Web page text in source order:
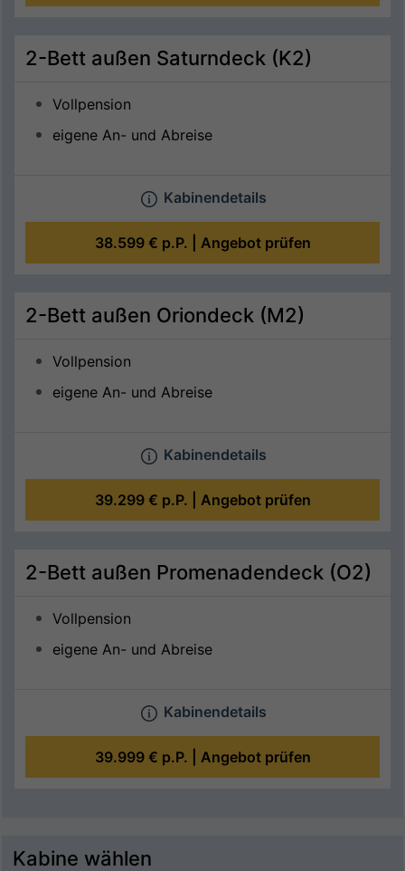
2-Bett außen Saturndeck (K2)
Vollpension
eigene An- und Abreise
Kabinendetails
38.599 € p.P. | Angebot prüfen
2-Bett außen Oriondeck (M2)
Vollpension
eigene An- und Abreise
Kabinendetails
39.299 € p.P. | Angebot prüfen
2-Bett außen Promenadendeck (O2)
Vollpension
eigene An- und Abreise
Kabinendetails
39.999 € p.P. | Angebot prüfen
Kabine wählen